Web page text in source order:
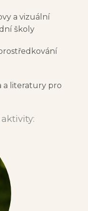
a vizuální
školy
a literatury pro